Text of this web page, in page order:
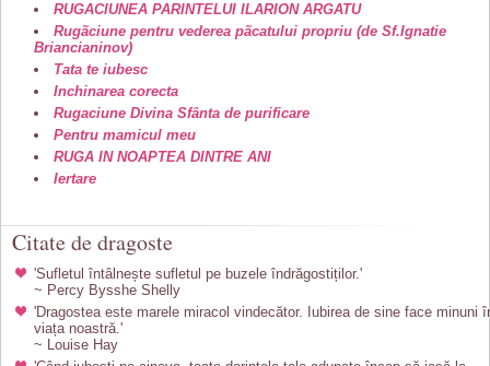
RUGACIUNEA PARINTELUI ILARION ARGATU
Rugãciune pentru vederea pãcatului propriu (de Sf.Ignatie
Briancianinov)
Tata te iubesc
Inchinarea corecta
Rugaciune Divina Sfânta de purificare
Pentru mamicul meu
RUGA IN NOAPTEA DINTRE ANI
Iertare
Citate de dragoste
'Sufletul întâlnește sufletul pe buzele îndrăgostiților.'
~ Percy Bysshe Shelly
'Dragostea este marele miracol vindecător. Iubirea de sine face minuni
viața noastră.'
~ Louise Hay